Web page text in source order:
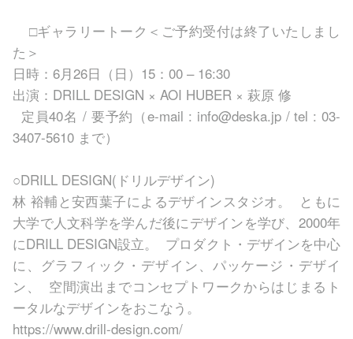
□ギャラリートーク＜ご予約受付は終了いたしまし
た＞
日時：6月26日（日）15：00 – 16:30
出演：DRILL DESIGN × AOI HUBER × 萩原 修
定員40名 / 要予約（e-mail : info@deska.jp / tel : 03-
3407-5610 まで）
○DRILL DESIGN(ドリルデザイン)
林 裕輔と安西葉子によるデザインスタジオ。 ともに
大学で人文科学を学んだ後にデザインを学び、2000年
にDRILL DESIGN設立。 プロダクト・デザインを中心
に、グラフィック・デザイン、パッケージ・デザイ
ン、 空間演出までコンセプトワークからはじまるト
ータルなデザインをおこなう。
https://www.drill-design.com/